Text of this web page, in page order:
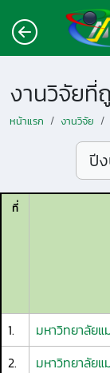
งานวิจัยที่
หน้าแรก งานวิจัย
ปี
ที่
1. มหาวิทยาลัยแ
2.
มหาวิทยาลัย